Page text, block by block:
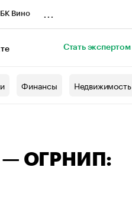
Вино
Стать экспертом
Финансы Недвижимость
— ОГРНИП: